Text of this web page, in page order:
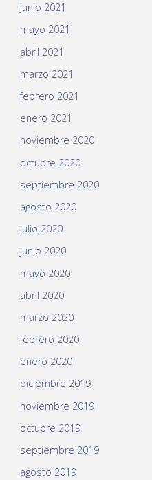
junio 2021
mayo 2021
abril 2021
marzo 2021
febrero 2021
enero 2021
noviembre 2020
octubre 2020
septiembre 2020
agosto 2020
julio 2020
junio 2020
mayo 2020
abril 2020
marzo 2020
febrero 2020
enero 2020
diciembre 2019
noviembre 2019
octubre 2019
septiembre 2019
agosto 2019